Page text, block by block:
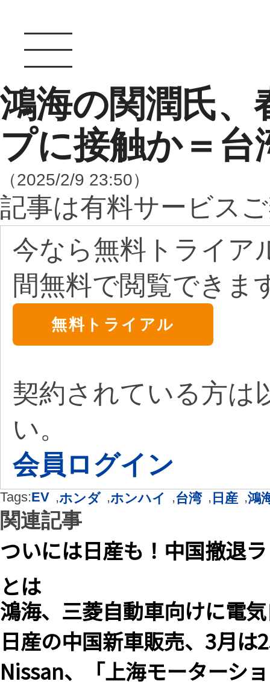
鴻海の関潤氏、
プに接触か＝台
（2025/2/9 23:50）
記事は有料サービス
今なら無料トライア
間無料で閲覧できま
無料トライアル
契約されている方は
い。
会員ログイン
Tags:EV ,ホンダ ,ホンハイ ,台湾 , 日産 ,鴻
関連記事
ついには日産も！中国撤退
とは
鴻海、三菱自動車向けに電
日産の中国新車販売、3月は
Nissan、「上海モーターシ